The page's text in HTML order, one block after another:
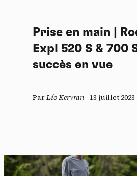
Prise en main |
Expl 520 S & 700
succès en vue
ParLéo Kervran - 13 juillet 2023